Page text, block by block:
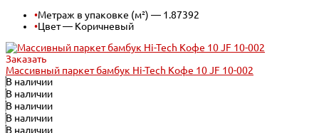
•Метраж в упаковке (м²) — 1.87392
•Цвет — Коричневый
Заказать
Массивный паркет бамбук Hi-Tech Кофе 10 JF 10-002
В наличии
В наличии
В наличии
В наличии
В наличии